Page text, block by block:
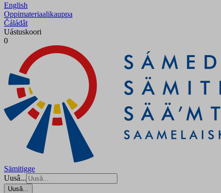
English
Oppimateriaalikauppa
Čáládât
Uástuskoori
0
Sämitigge
Uusâ...
Uusâ...